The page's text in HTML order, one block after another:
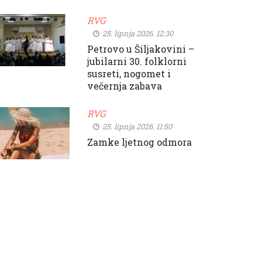
RVG
25. lipnja 2026. 12:30
Petrovo u Šiljakovini –
jubilarni 30. folklorni
susreti, nogomet i
večernja zabava
RVG
25. lipnja 2026. 11:50
Zamke ljetnog odmora